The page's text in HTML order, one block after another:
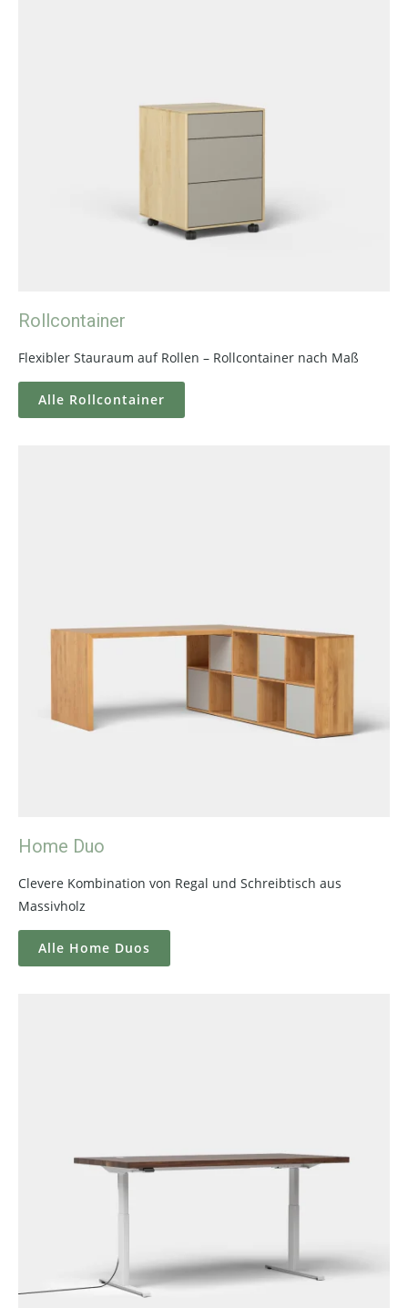
Rollcontainer
Flexibler Stauraum auf Rollen – Rollcontainer nach Maß
Alle Rollcontainer
Home Duo
Clevere Kombination von Regal und Schreibtisch aus
Massivholz
Alle Home Duos